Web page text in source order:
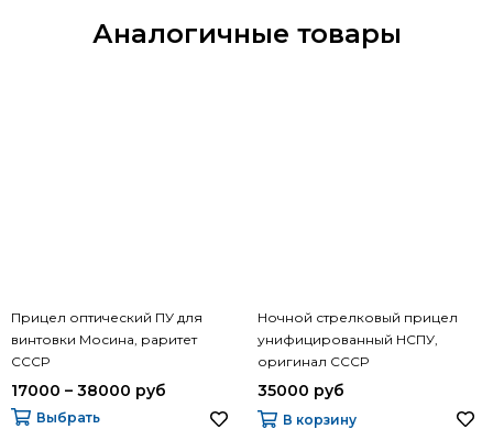
Аналогичные товары
Прицел оптический ПУ для
винтовки Мосина, раритет
СССР
17000 – 38000 руб
Выбрать
Ночной стрелковый прицел
унифицированный НСПУ,
оригинал СССР
35000 руб
В корзину